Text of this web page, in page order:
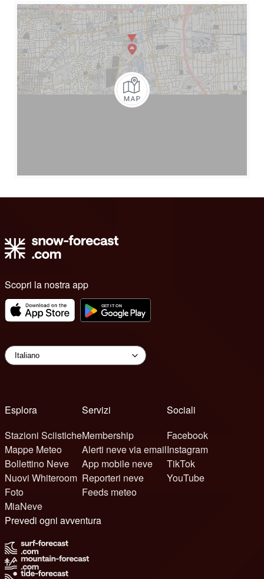
Scopri la nostra app
Esplora
Stazioni Sciistiche
Mappe Meteo
Bollettino Neve
Nuovi Whiteroom
Foto
MiaNeve
Servizi
Membership
Alerti neve via email
App mobile neve
Reporteri neve
Feeds meteo
Sociali
Facebook
Instagram
TikTok
YouTube
Prevedi ogni avventura